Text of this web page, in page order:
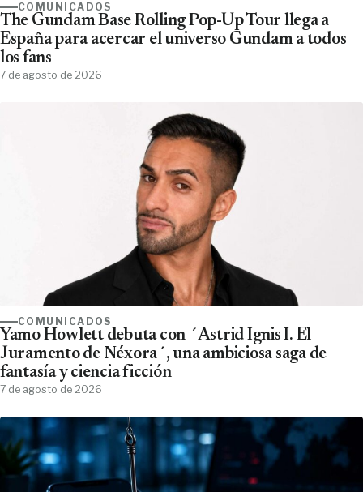
COMUNICADOS
The Gundam Base Rolling Pop-Up Tour llega a
España para acercar el universo Gundam a todos
los fans
7 de agosto de 2026
COMUNICADOS
Yamo Howlett debuta con ´Astrid Ignis I. El
Juramento de Néxora´, una ambiciosa saga de
fantasía y ciencia ficción
7 de agosto de 2026